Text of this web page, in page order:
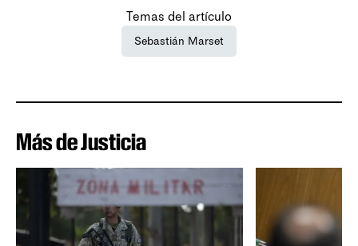
Temas del artículo
Sebastián Marset
Más de Justicia